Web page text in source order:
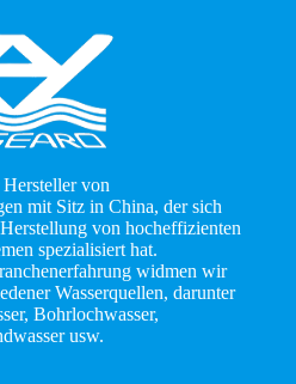
von
mit Sitz in China, der sich
von hocheffizienten
spezialisiert hat.
widmen wir
Wasserquellen, darunter
Bohrlochwasser,
usw.